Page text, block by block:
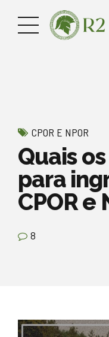
CPOR E NPOR
Quais
para
CPOR e
8